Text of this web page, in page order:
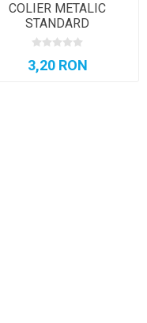
COLIER METALIC
STANDARD
3,20 RON